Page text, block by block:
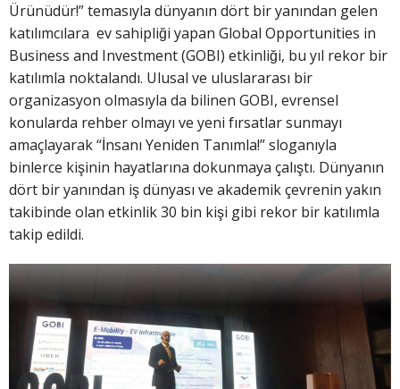
Ürünüdür!” temasıyla dünyanın dört bir yanından gelen
katılımcılara ev sahipliği yapan Global Opportunities in
Business and Investment (GOBI) etkinliği, bu yıl rekor bir
katılımla noktalandı. Ulusal ve uluslararası bir
organizasyon olmasıyla da bilinen GOBI, evrensel
konularda rehber olmayı ve yeni fırsatlar sunmayı
amaçlayarak “İnsanı Yeniden Tanımla!” sloganıyla
binlerce kişinin hayatlarına dokunmaya çalıştı. Dünyanın
dört bir yanından iş dünyası ve akademik çevrenin yakın
takibinde olan etkinlik 30 bin kişi gibi rekor bir katılımla
takip edildi.